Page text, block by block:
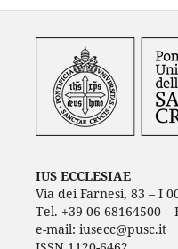
IUS ECCLESIAE
Via dei Farnesi, 83 – I
Tel. +39 06 68164500 –
e-mail: iusecc@pusc.it